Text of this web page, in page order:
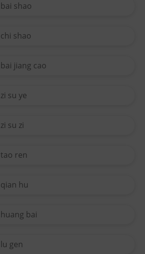
bai shao
chi shao
bai jiang cao
zi su ye
zi su zi
tao ren
qian hu
huang bai
lu gen